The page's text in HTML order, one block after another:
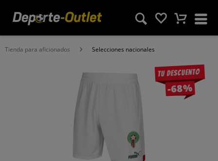
Tienda para aficionados Selecciones nacionales
Tu descuento
-68%